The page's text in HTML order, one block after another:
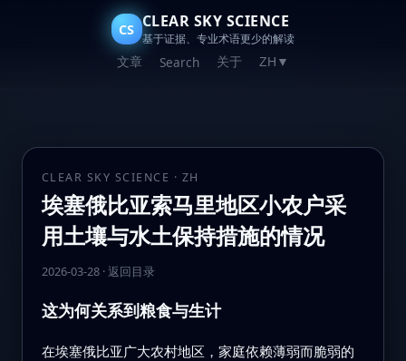
CS CLEAR SKY SCIENCE
基于证据、专业术语更少的解读
文章 Search 关于 ZH ▼
CLEAR SKY SCIENCE · ZH
埃塞俄比亚索马里地区小农户采
用土壤与水土保持措施的情况
2026-03-28· 返回目录
这为何关系到粮食与生计
在埃塞俄比亚广大农村地区，家庭依赖薄弱而脆弱的